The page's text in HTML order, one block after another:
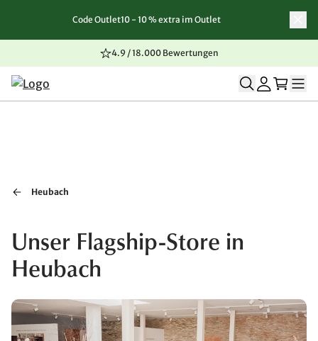
Zum Inhalt springen
Zur Navigation springen
Zum Seitenende springen
Code Outlet10 - 10 % extra im Outlet
4.9 / 18.000 Bewertungen
Heubach
Unser Flagship-Store in
Heubach